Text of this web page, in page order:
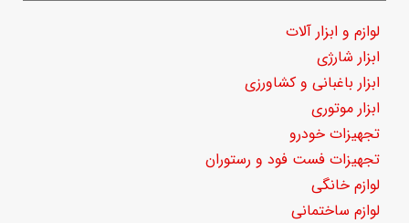
لوازم و ابزار آلات
ابزار شارژی
ابزار باغبانی و کشاورزی
ابزار موتوری
تجهیزات خودرو
تجهیزات فست فود و رستوران
لوازم خانگی
لوازم ساختمانی